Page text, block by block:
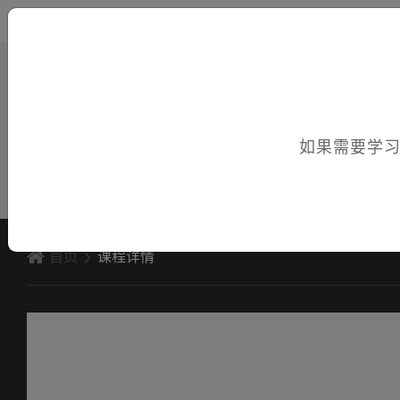
首页 课程详情
如果需要学